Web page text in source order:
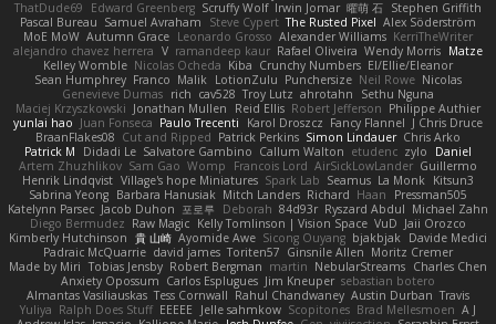
ThatDude69
Edward Greenberg Scruffy Wolf Irwin Jomar 曜萌 石 Stephen Griffith
Pascal Bureau Samuel Avraham Steve Cypert The Rusted Pixel Alex Söderström
MoE MoW Autumn Grace Leonardo Grosso Alexander Williams KerriTheWriter
alejandro chavez herrera V ramandeep kaur Rafael Oliveira Wendy Morris Matze
Kelley Womble Nicolas Ocheda Kiba Crunchy Numbers El/Ellie/Eleanor
Sean Humphrey Franco Malik LotionZulu Punchersize Neil Rowe Nicolas
Genevieve Dumas rich cav528 Troy Lutz ahrotahn
Sethu Nguna
Maciej Krzyszkowski Jonathan Mullen Reid Ellis Robert Jefferson Philippe Authier
yunlai hao Juan Fonseca Paulo Trecenti Karol Droszcz Fancy Flannel J Chris Druce
BraanFlakes08 Cut and Ripped Patrick Perkins Simon Lindauer Chris Arko
Patrick M
Didadi Le Salvatore Gambino Callum Walton etudenc zylo
Daniel
Artem Zhuzhlikov Sam Gao Womp Francois Lord AirSickLowLander Guillermo
Henrik Lindqvist Village's hope Miniatures Spark Lab Seamus La Monk Kitsun3
Sabrina Yeong Barbara Hanusiak Mitch Landers Richard Haan
Pressman505
Katelynn Parsec Jacob Duhon 포로루 Deborah 84d93r Ryszard Abdul Michael Zahn
Diego Bermudez Raw Magic Kelly Tomlinson | Vision Space VuD Jaii Orozco
Kimberly Hutchinson 貴 山崎 Ayomide Awe Sicong Ouyang bjakbjak Davide Medici
Padraic McQuarrie david james Toriten57 Ginsnile Allen Moritz Cremer
Made by Miri Tobias Jensby Robert Bergman martin NebularStreams Charles Chen
Anxiety Opossum Carlos Esplugues Jim Kneuper sebastian botero
Almantas Vasiliauskas Tess Cornwall Rahul Chandwaney Austin Durban Travis
Yuliya Ralph Does Stuff EEEEE Jelle sahmkow Scopitones Brad Mellesmoen A J